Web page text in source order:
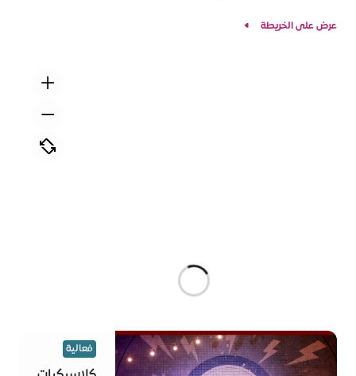
عرض على الخريطة
فعالية